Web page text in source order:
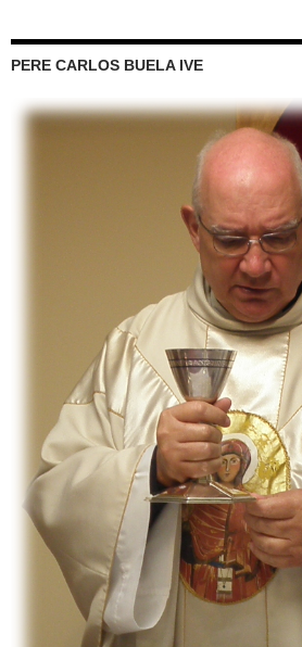
PERE CARLOS BUELA IVE